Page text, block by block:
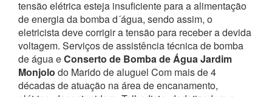
tensão elétrica esteja insuficiente para a alimentação
de energia da bomba d´água, sendo assim, o
eletricista deve corrigir a tensão para receber a devida
voltagem. Serviços de assistência técnica de bomba
de água eConserto de Bomba de Água Jardim
Monjolo do Marido de aluguel Com mais de 4
décadas de atuação na área de encanamento,